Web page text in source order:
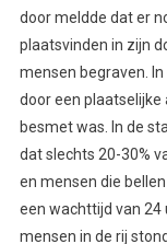
door meldde dat er
plaatsvinden in zijn
mensen begraven.
door een plaatselijke
besmet was. In de
dat slechts 20-30%
en mensen die
een wachttijd van 24
mensen in de rij